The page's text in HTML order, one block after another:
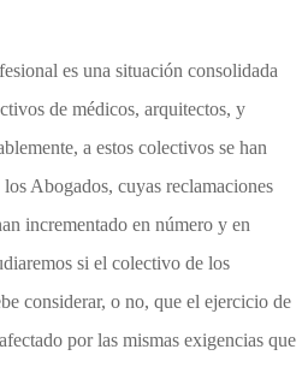
es una situación consolidada
de médicos, arquitectos, y
a estos colectivos se han
Abogados, cuyas reclamaciones
incrementado en número y en
si el colectivo de los
considerar, o no, que el ejercicio de
por las mismas exigencias que